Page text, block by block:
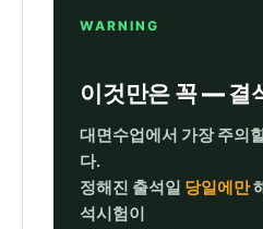
WARNING
이것만은 꼭 — 결
대면수업에서 가장 주의
다.
정해진 출석일 당일에만
석시험이